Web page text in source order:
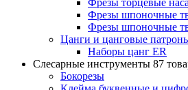
Фрезы торцевые
Фрезы шпоночные
Фрезы шпоночные
Цанги и цанговые
Наборы цанг ER
Слесарные инструменты 87
Бокорезы